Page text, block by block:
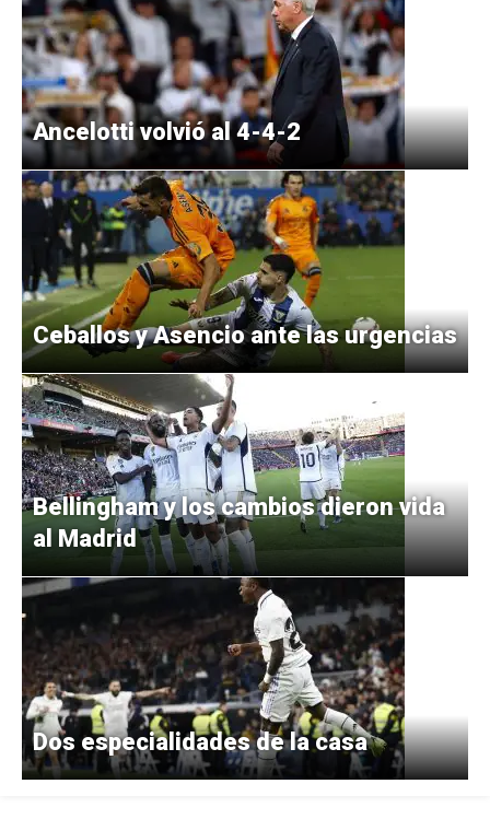
Ancelotti volvió al 4-4-2
Ceballos y Asencio ante las urgencias
Bellingham y los cambios dieron vida
al Madrid
Dos especialidades de la casa